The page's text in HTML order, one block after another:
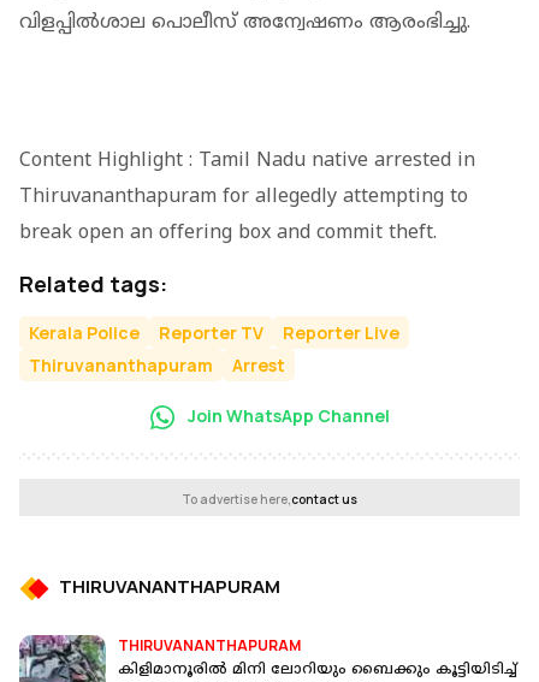
വിളപ്പിൽശാല പൊലീസ് അന്വേഷണം ആരംഭിച്ചു.
Content Highlight : Tamil Nadu native arrested in
Thiruvananthapuram for allegedly attempting to
break open an offering box and commit theft.
Related tags:
Kerala Police Reporter TV
Reporter Live
Thiruvananthapuram
Arrest
Join WhatsApp Channel
To advertise here,contact us
THIRUVANANTHAPURAM
THIRUVANANTHAPURAM
കിളിമാനൂരിൽ മിനി ലോറിയും ബൈക്കും കൂട്ടിയിടിച്ച്